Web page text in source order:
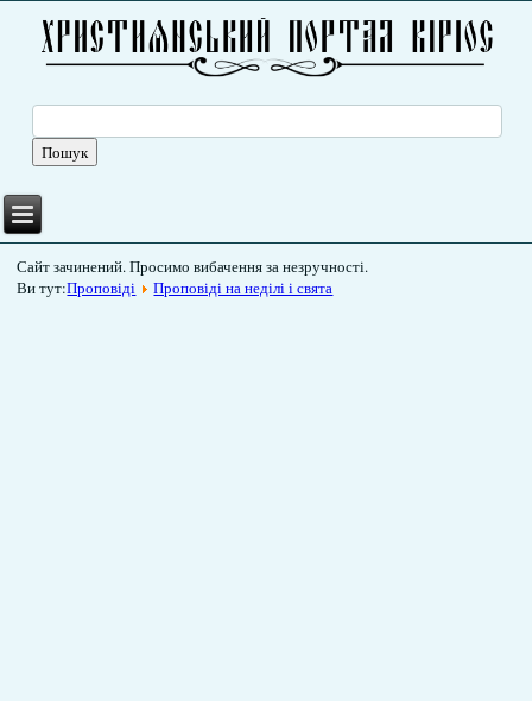
Сайт зачинений. Просимо вибачення за незручності.
Ви тут:Проповіді Проповіді на неділі і свята